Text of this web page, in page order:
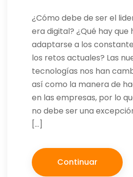
¿Cómo debe de ser el
era digital? ¿Qué hay que
adaptarse a los
los retos actuales? Las
tecnologías nos han
así como la manera de
en las empresas, por lo
no debe ser una
[…]
Continuar